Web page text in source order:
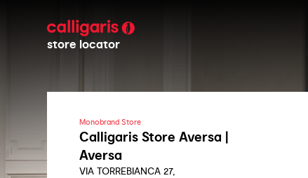
store locator
Monobrand Store
Calligaris Store Aversa |
Aversa
VIA TORREBIANCA 27,